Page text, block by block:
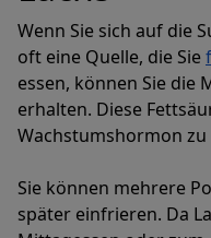
Wenn Sie sich auf die
oft eine Quelle, die Sie
essen, können Sie die
erhalten. Diese
Wachstumshormon
Sie können mehrere
später einfrieren. Da